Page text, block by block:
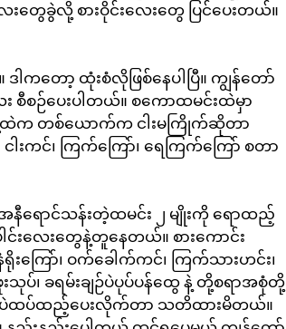
တွေခွဲလို့ စားဝိုင်းလေးတွေ ပြင်ပေးတယ်။
ော့ ထုံးစံလိုဖြစ်နေပါပြီ။ ကျွန်တော်
စီစဉ်ပေးပါတယ်။ စကောထမင်းထဲမှာ
ဖွဲ့ထဲက တစ်ယောက်က ငါးမကြိုက်ဆိုတာ
ါးကင်၊ ကြက်ကြော်၊ ရေကြက်ကြော် စတာ
ရောင်သန်းတဲ့ထမင်း ၂ မျိုးကို ရောထည့်
းလေးတွေနဲ့တူနေတယ်။ စားကောင်း
ြော်၊ ဝက်ခေါက်ကင်၊ ကြက်သားဟင်း၊
သုပ်၊ ခရမ်းချဉ်ပဲပုပ်ပန်ထွေ နဲ့ တို့စရာအစုံတို့
ကိုပဲထပ်ထည့်ပေးလိုက်တာ သတိထားမိတယ်။